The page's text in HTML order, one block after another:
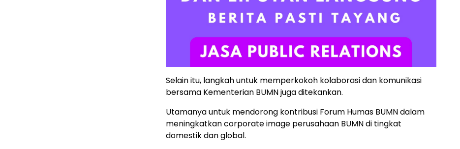
Selain itu, langkah untuk memperkokoh kolaborasi dan komunikasi
bersama Kementerian BUMN juga ditekankan.
Utamanya untuk mendorong kontribusi Forum Humas BUMN dalam
meningkatkan corporate image perusahaan BUMN di tingkat
domestik dan global.